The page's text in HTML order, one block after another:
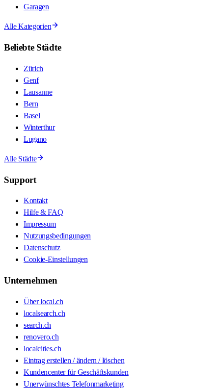
Garagen
Alle Kategorien
Beliebte Städte
Zürich
Genf
Lausanne
Bern
Basel
Winterthur
Lugano
Alle Städte
Support
Kontakt
Hilfe & FAQ
Impressum
Nutzungsbedingungen
Datenschutz
Cookie-Einstellungen
Unternehmen
Über local.ch
localsearch.ch
search.ch
renovero.ch
localcities.ch
Eintrag erstellen / ändern / löschen
Kundencenter für Geschäftskunden
Unerwünschtes Telefonmarketing